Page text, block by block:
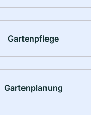
Gartenpflege
Gartenplanung